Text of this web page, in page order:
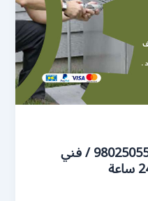
رقم فني مكيفات الهجن / 98025055 / فني